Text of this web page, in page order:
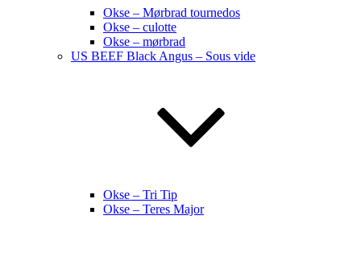
Okse – Mørbrad tournedos
Okse – culotte
Okse – mørbrad
US BEEF Black Angus – Sous vide
Okse – Tri Tip
Okse – Teres Major